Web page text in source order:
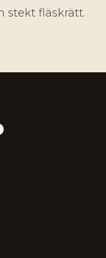
stekt fläskrätt.